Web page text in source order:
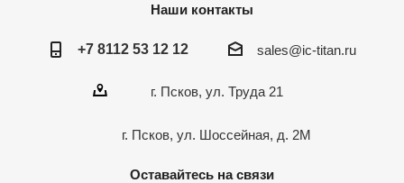
Наши контакты
+7 8112 53 12 12 sales@ic-titan.ru
г. Псков, ул. Труда 21
г. Псков, ул. Шоссейная, д. 2М
Оставайтесь на связи